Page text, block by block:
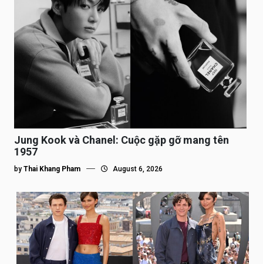
Jung Kook và Chanel: Cuộc gặp gỡ mang tên
1957
by Thai Khang Pham August 6, 2026